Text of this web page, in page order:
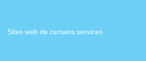
Sites web de certains services